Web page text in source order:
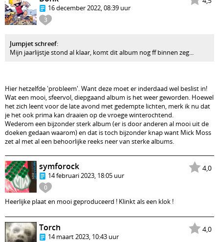
3
16 december 2022, 08:39 uur
Jumpjet schreef:
Mijn jaarlijstje stond al klaar, komt dit album nog ff binnen zeg...
Hier hetzelfde 'probleem'. Want deze moet er inderdaad wel beslist in!
Wat een mooi, sfeervol, diepgaand album is het weer geworden. Hoewel
het zich leent voor de late avond met gedempte lichten, merk ik nu dat
je het ook prima kan draaien op de vroege winterochtend.
Wederom een bijzonder sterk album (er is door anderen al mooi uit de
doeken gedaan waarom) en dat is toch bijzonder knap want Mick Moss
zet al met al een behoorlijke reeks neer van sterke albums.
4,0
0
symforock
14 februari 2023, 18:05 uur
Heerlijke plaat en mooi geproduceerd ! Klinkt als een klok !
4,0
Torch
14 maart 2023, 10:43 uur